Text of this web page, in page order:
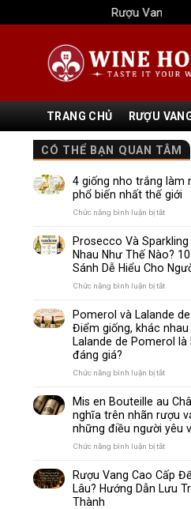
qua
Rượu Vang Wine Home
TRANG CHỦ RƯỢU
CÓ THỂ BẠN QUAN TÂM
4 giống nho trắng làm
phổ biến nhất thế giới
Chức năng bình luận bị tắtở
giống
nho
trắng
làm
biến
nhất
thế
Prosecco Và
Nhau Như Thế Nào?
Sánh Dễ Hiểu Cho
Chức năng bình luận bị tắtở
Và
Wine
Khác
10
Điểm
So
Dễ
Cho
Người
Pomerol và Lalande
Điểm giống, khác nhau
Lalande de Pomerol là
đáng giá?
Chức năng bình luận bị tắtở
Lalande
de
nhau
và
Mis en Bouteille au
nghĩa trên nhãn rượu
những điều người yêu
Chức năng bình luận bị tắtở
en
Bouteille
au
Rượu Vang Cao Cấp
Lâu? Hướng Dẫn Lưu
Thành